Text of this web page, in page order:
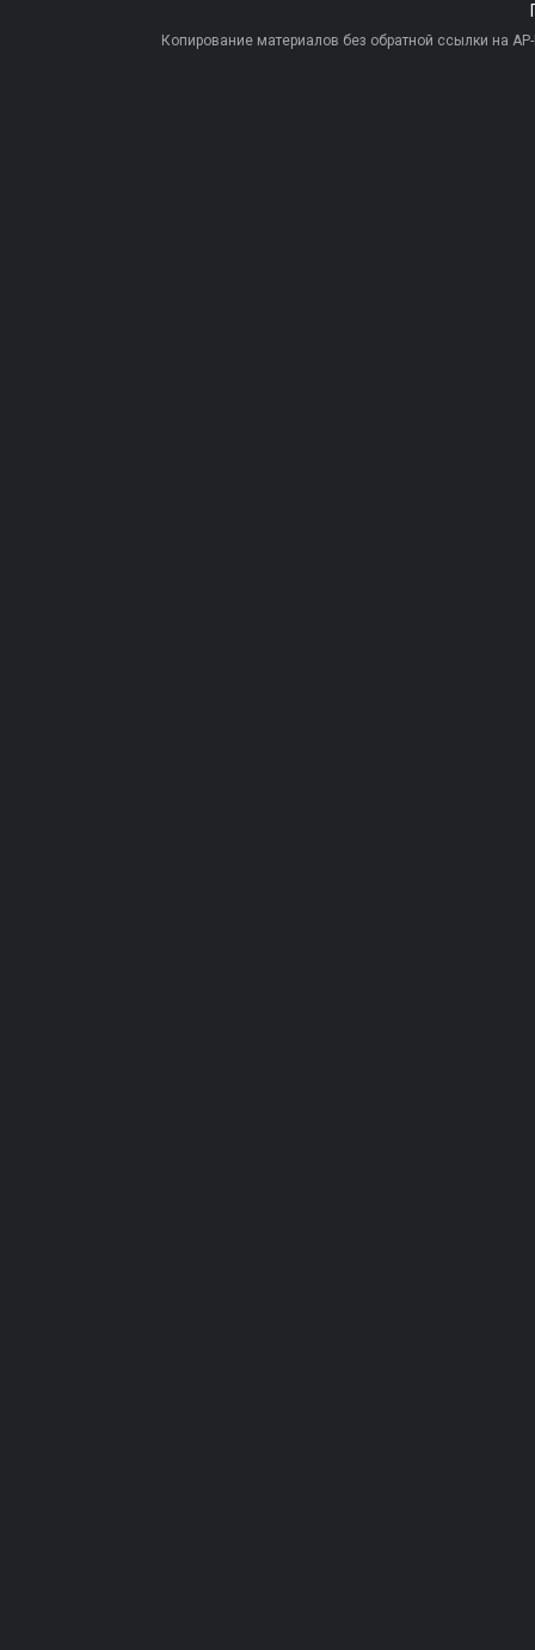
Копирование материалов без обратной ссылки на